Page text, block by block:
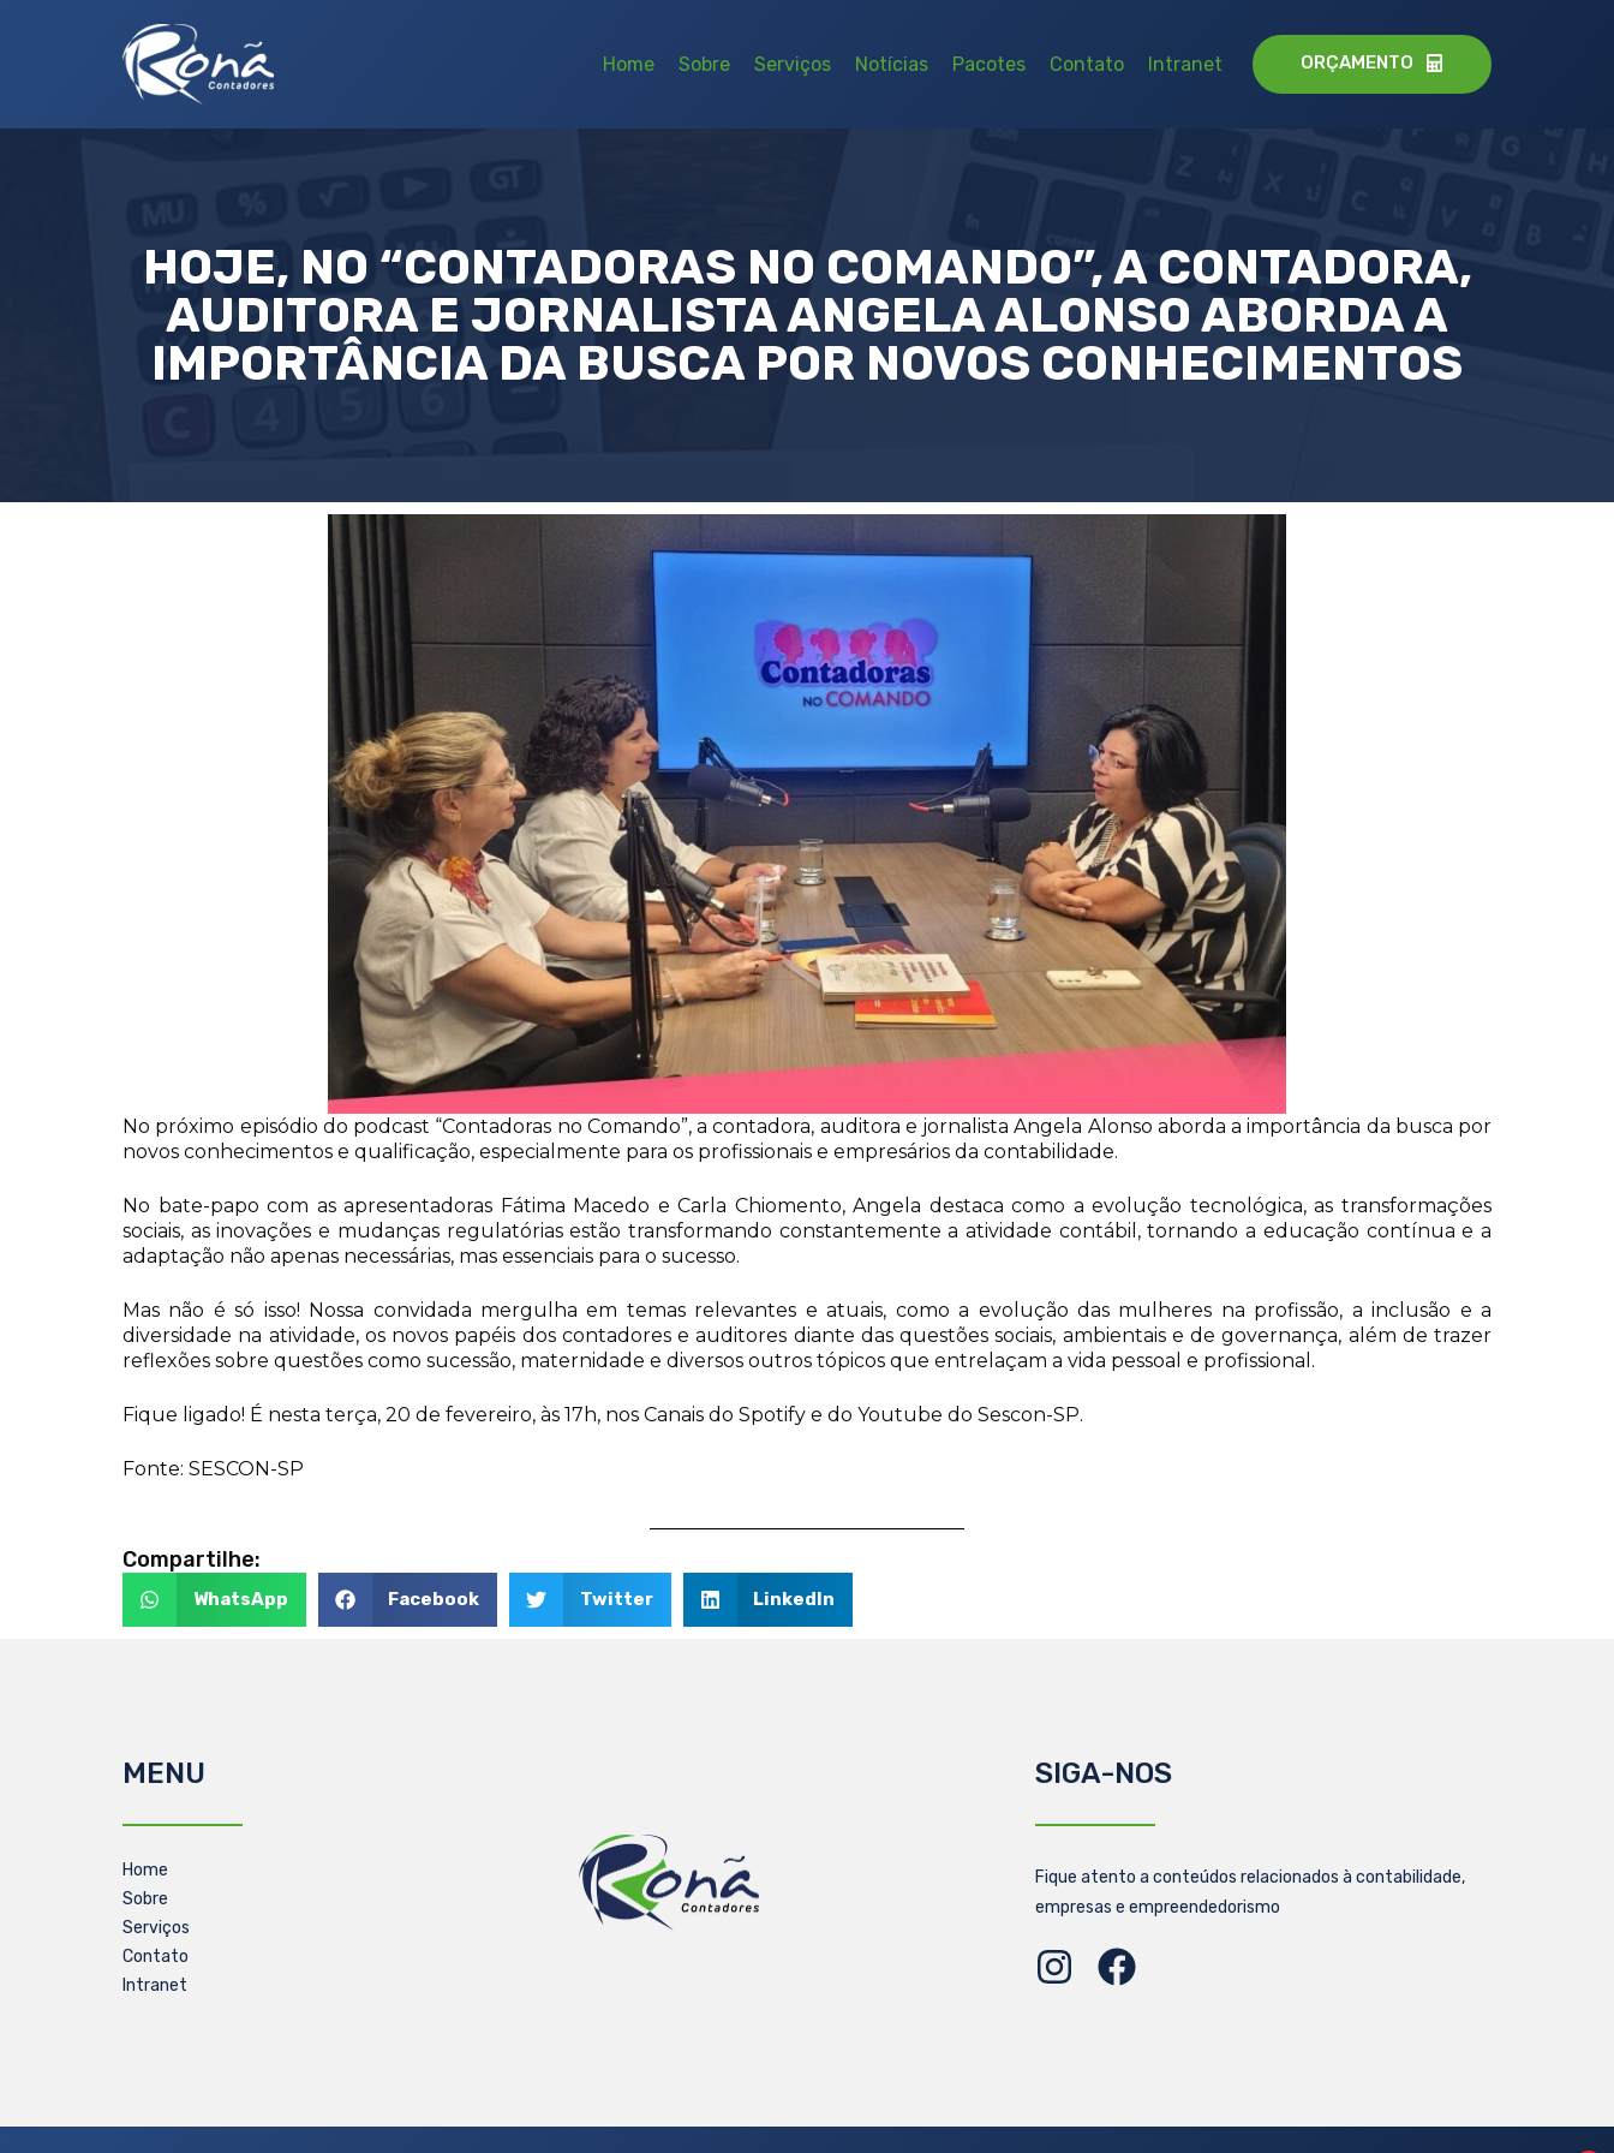
Home Sobre Serviços Notícias Pacotes Contato Intranet ORÇAMENTO
HOJE, NO “CONTADORAS NO COMANDO”, A CONTADORA,
AUDITORA E JORNALISTA ANGELA ALONSO ABORDA A
IMPORTÂNCIA DA BUSCA POR NOVOS CONHECIMENTOS
No próximo episódio do podcast “Contadoras no Comando”, a contadora, auditora e jornalista Angela Alonso aborda a importância da busca por
novos conhecimentos e qualificação, especialmente para os profissionais e empresários da contabilidade.
No bate-papo com as apresentadoras Fátima Macedo e Carla Chiomento, Angela destaca como a evolução tecnológica, as transformações
sociais, as inovações e mudanças regulatórias estão transformando constantemente a atividade contábil,tornando a educação contínua e a
adaptação não apenas necessárias, mas essenciais para o sucesso.
Mas não é só isso! Nossa convidada mergulha em temas relevantes e atuais, como a evolução das mulheres na profissão, a inclusão e a
diversidade na atividade, os novos papéis dos contadores e auditores diante das questões sociais, ambientais e de governança, além de trazer
reflexões sobre questões como sucessão, maternidade e diversos outros tópicos que entrelaçam a vida pessoal e profissional.
Fique ligado! É nesta terça, 20 de fevereiro, às 17h, nos Canais do Spotify e do Youtube do Sescon-SP.
Fonte: SESCON-SP
Compartilhe:
WhatsApp Facebook Twitter LinkedIn
MENU
Home
Sobre
Serviços
Contato
Intranet
SIGA-NOS
Fique atento a conteúdos relacionados à contabilidade,
empresas e empreendedorismo